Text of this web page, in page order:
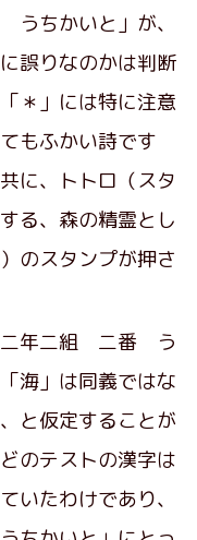
ちかいと」が、
誤りなのかは判断
＊」には特に注意
もふかい詩です
に、トトロ（スタ
る、森の精霊とし
のスタンプが押さ
二年二組 二番 う
海」は同義ではな
と仮定することが
のテストの漢字は
いたわけであり、